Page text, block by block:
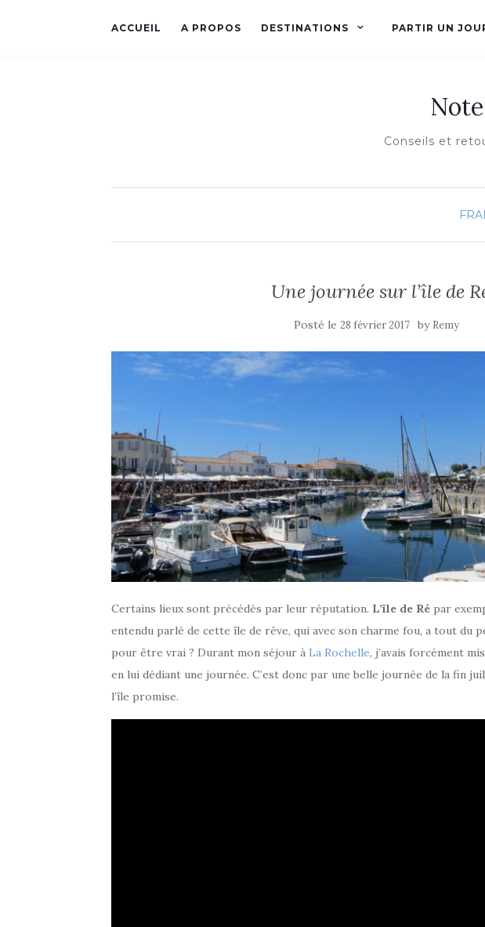
ACCUEIL A PROPOS DESTINATIONS PARTIR UN
Conseils et
Une journée sur l’île de
Posté le 28 février 2017 by Remy
Certains lieux sont précédés par leur réputation. L’île de Ré par
entendu parlé de cette île de rêve, qui avec son charme fou, a tout du
pour être vrai ? Durant mon séjour à La Rochelle, j’avais forcément
en lui dédiant une journée. C’est donc par une belle journée de la fin
l’île promise.